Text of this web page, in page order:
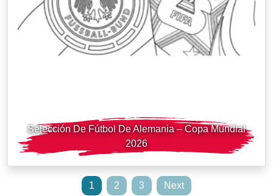
Selección De Fútbol De Alemania – Copa Mundial
2026
1 2 3 Next